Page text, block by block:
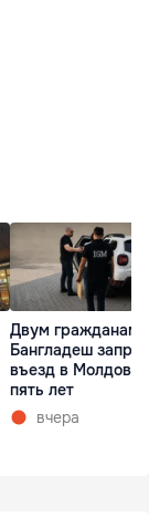
Двум гражданам
Бангладеш
въезд в Молдову
пять лет
вчера